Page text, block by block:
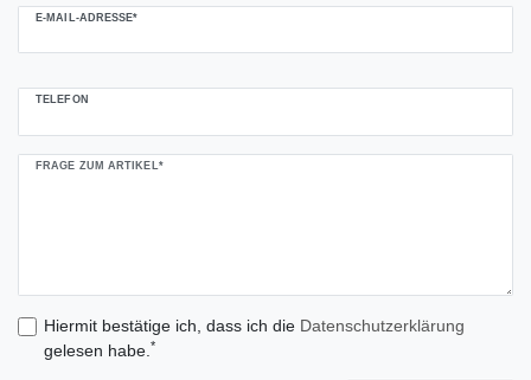
E-MAIL-ADRESSE*
TELEFON
FRAGE ZUM ARTIKEL*
Hiermit bestätige ich, dass ich die Daten­schutz­erklärung
gelesen habe. *